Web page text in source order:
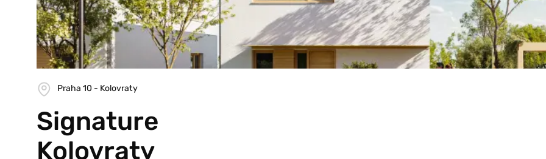
Praha 10 - Kolovraty
Signature
Kolovraty